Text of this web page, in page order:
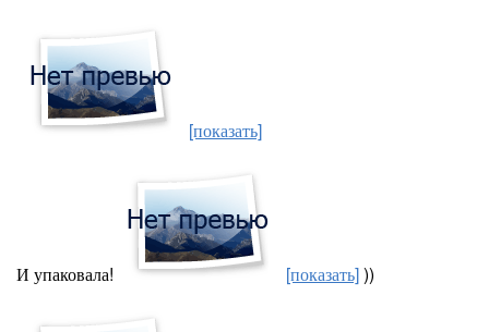
[показать]
И упаковала! [показать]))